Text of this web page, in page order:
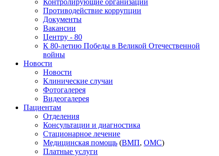
Контролирующие организации
Противодействие коррупции
Документы
Вакансии
Центру - 80
К 80-летию Победы в Великой Отечественной
войны
Новости
Новости
Клинические случаи
Фотогалерея
Видеогалерея
Пациентам
Отделения
Консультации и диагностика
Стационарное лечение
Медицинская помощь (ВМП, ОМС)
Платные услуги